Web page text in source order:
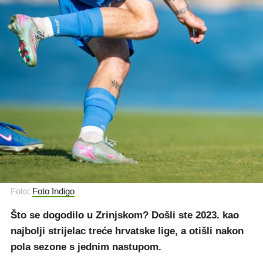
Foto: Foto Indigo
Što se dogodilo u Zrinjskom? Došli ste 2023. kao
najbolji strijelac treće hrvatske lige, a otišli nakon
pola sezone s jednim nastupom.